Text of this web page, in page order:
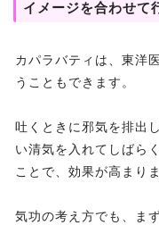
イメージを合わせて
カパラバティは、東洋
うこともできます。
吐くときに邪気を排出
い清気を入れてしばら
ことで、効果が高まりま
気功の考え方でも、ま